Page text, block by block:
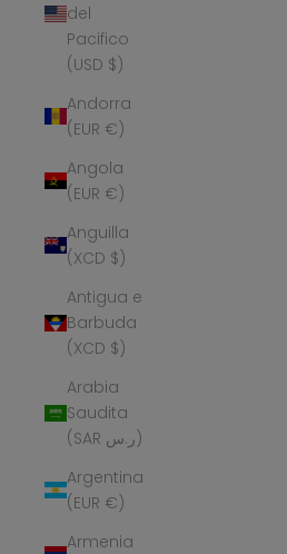
del
Pacifico
(USD $)
Andorra
(EUR €)
Angola
(EUR €)
Anguilla
(XCD $)
Antigua e
Barbuda
(XCD $)
Arabia
Saudita
(SAR ر.س)
Argentina
(EUR €)
Armenia